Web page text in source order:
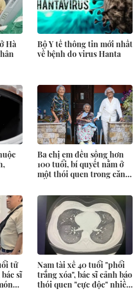
Hà
Bộ Y tế thông tin mới nhất
về bệnh do virus Hanta
Ba chị em đều sống hơn
100 tuổi, bí quyết nằm ở
một thói quen trong căn
tử
sĩ
Nam tài xế 40 tuổi "phổi
trắng xóa", bác sĩ cảnh báo
thói quen "cực độc" nhiều